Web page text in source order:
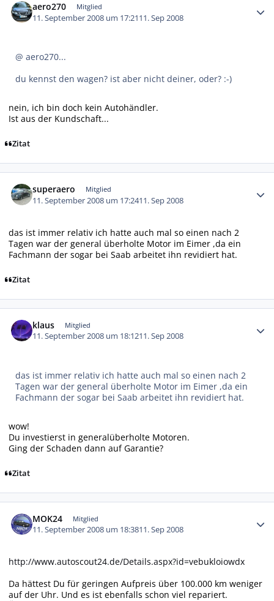
aero270 Mitglied
11. September 2008 um 17:2111. Sep 2008
@ aero270...
du kennst den wagen? ist aber nicht deiner, oder? :-)
nein, ich bin doch kein Autohändler.
Ist aus der Kundschaft...
Zitat
superaero Mitglied
11. September 2008 um 17:2411. Sep 2008
das ist immer relativ ich hatte auch mal so einen nach 2
Tagen war der general überholte Motor im Eimer ,da ein
Fachmann der sogar bei Saab arbeitet ihn revidiert hat.
Zitat
klaus Mitglied
11. September 2008 um 18:1211. Sep 2008
das ist immer relativ ich hatte auch mal so einen nach 2
Tagen war der general überholte Motor im Eimer ,da ein
Fachmann der sogar bei Saab arbeitet ihn revidiert hat.
wow!
Du investierst in generalüberholte Motoren.
Ging der Schaden dann auf Garantie?
Zitat
MOK24 Mitglied
11. September 2008 um 18:3811. Sep 2008
http://www.autoscout24.de/Details.aspx?id=vebukloiowdx
Da hättest Du für geringen Aufpreis über 100.000 km weniger
auf der Uhr. Und es ist ebenfalls schon viel repariert.